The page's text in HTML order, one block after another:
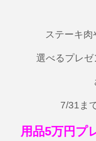
ステーキ
選べるプレ
7/31ま
用品5万円プ